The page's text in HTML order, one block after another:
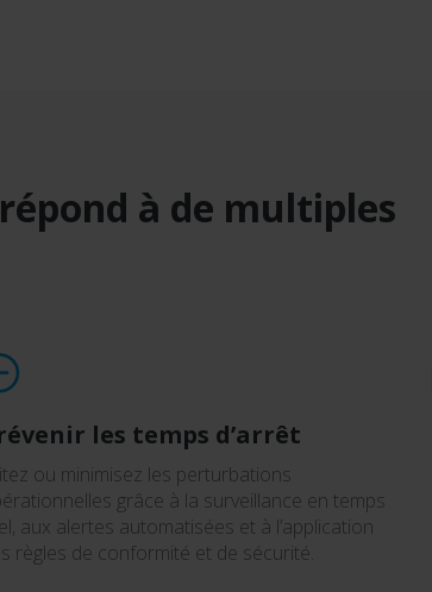
à de multiples
les temps d’arrêt
ou minimisez les perturbations
grâce à la surveillance en temps
aux alertes automatisées et à l’application
règles de conformité et de sécurité.